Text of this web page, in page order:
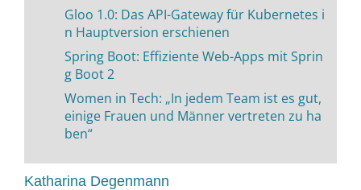
Gloo 1.0: Das API-Gateway für Kubernetes i
n Hauptversion erschienen
Spring Boot: Effiziente Web-Apps mit Sprin
g Boot 2
Women in Tech: „In jedem Team ist es gut,
einige Frauen und Männer vertreten zu ha
ben“
Katharina Degenmann